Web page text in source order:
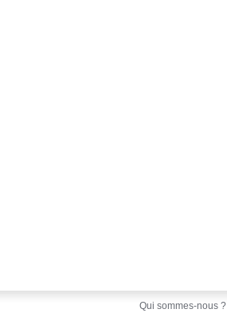
Qui sommes-nous ?